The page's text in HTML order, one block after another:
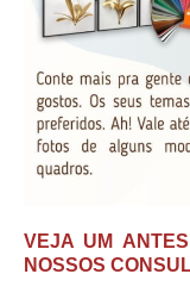
VEJA UM
NOSSOS